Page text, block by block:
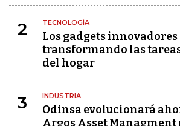
2 TECNOLOGÍA
Los gadgets innovadores
transformando las
del hogar
3 INDUSTRIA
Odinsa evolucionará
Argos Asset Managment